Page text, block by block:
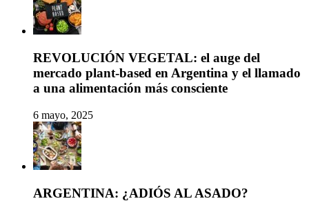
REVOLUCIÓN VEGETAL: el auge del
mercado plant-based en Argentina y el llamado
a una alimentación más consciente
6 mayo, 2025
ARGENTINA: ¿ADIÓS AL ASADO?